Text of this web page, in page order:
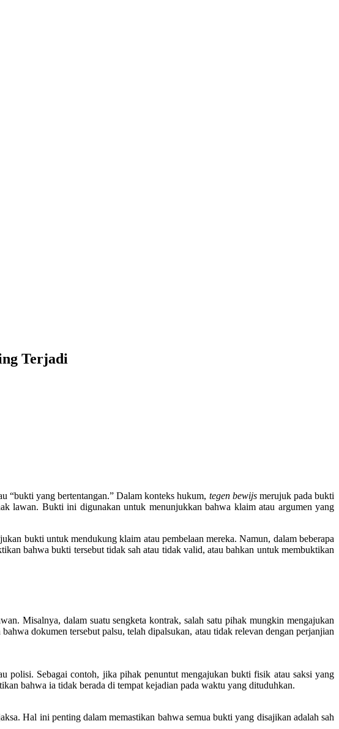
Terjadi
“bukti yang bertentangan.” Dalam konteks hukum, tegen bewijsmerujuk pada bukti
lawan. Bukti ini digunakan untuk menunjukkan bahwa klaim atau argumen yang
bukti untuk mendukung klaim atau pembelaan mereka. Namun, dalam beberapa
bahwa bukti tersebut tidak sah atau tidak valid, atau bahkan untuk membuktikan
Misalnya, dalam suatu sengketa kontrak, salah satu pihak mungkin mengajukan
dokumen tersebut palsu, telah dipalsukan, atau tidak relevan dengan perjanjian
polisi. Sebagai contoh, jika pihak penuntut mengajukan bukti fisik atau saksi yang
bahwa ia tidak berada di tempat kejadian pada waktu yang dituduhkan.
Hal ini penting dalam memastikan bahwa semua bukti yang disajikan adalah sah